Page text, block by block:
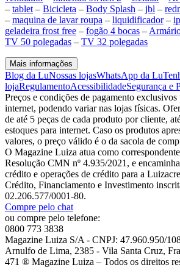
– tablet – Bicicleta – Body Splash – jbl –
– maquina de lavar roupa – liquidificador–
geladeira frost free – fogão 4 bocas –
TV 50 polegadas – TV 32 polegadas
Mais informações
Blog da LuNossas lojasWhatsApp da Lu
lojaRegulamentoAcessibilidadeSegurança e
Preços e condições de pagamento exclusivos
internet, podendo variar nas lojas físicas.
de até 5 peças de cada produto por cliente,
estoques para internet. Caso os produtos
valores, o preço válido é o da sacola de
O Magazine Luiza atua como
Resolução CMN nº 4.935/2021, e
crédito e operações de crédito para a
Crédito, Financiamento e Investimento
02.206.577/0001-80.
Compre pelo chat
ou compre pelo telefone:
0800 773 3838
Magazine Luiza S/A - CNPJ: 47.960.950/
Arnulfo de Lima, 2385 - Vila Santa Cruz,
471 ® Magazine Luiza – Todos os direitos